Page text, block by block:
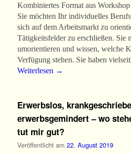
Kombiniertes Format aus
Sie möchten Ihr individuelles
sich auf dem Arbeitsmarkt zu
Tätigkeitsfelder zu erschließen. Sie
umorientieren und wissen, welche
Verfügung stehen. Sie haben
Weiterlesen →
Erwerbslos,
erwerbsgemindert – wo
tut mir gut?
Veröffentlicht am 22. August 2019